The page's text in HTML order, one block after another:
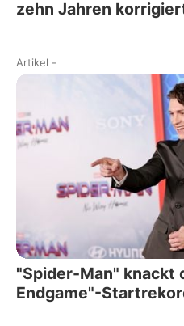
zehn Jahren
Artikel -
"Spider-Man" knackt
Endgame"-